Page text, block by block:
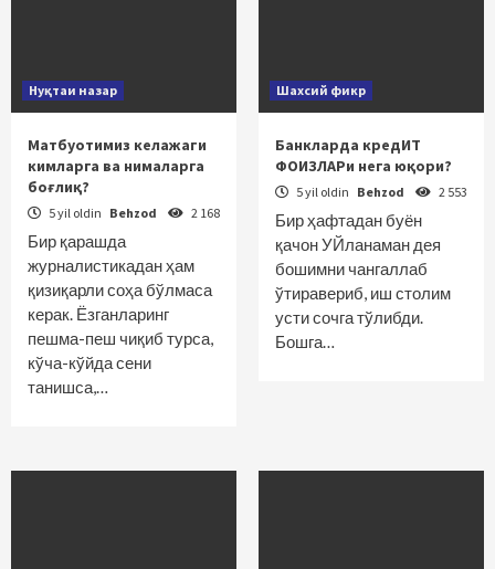
Нуқтаи назар
Матбуотимиз келажаги
кимларга ва нималарга
боғлиқ?
5 yil oldin Behzod 2 168
Бир қарашда
журналистикадан ҳам
қизиқарли соҳа бўлмаса
керак. Ёзганларинг
пешма-пеш чиқиб турса,
кўча-кўйда сени
танишса,…
Шахсий фикр
Банкларда кредИТ
ФОИЗЛАРи нега юқори?
5 yil oldin Behzod 2 553
Бир ҳафтадан буён
қачон УЙланаман дея
бошимни чангаллаб
ўтиравериб, иш столим
усти сочга тўлибди.
Бошга…